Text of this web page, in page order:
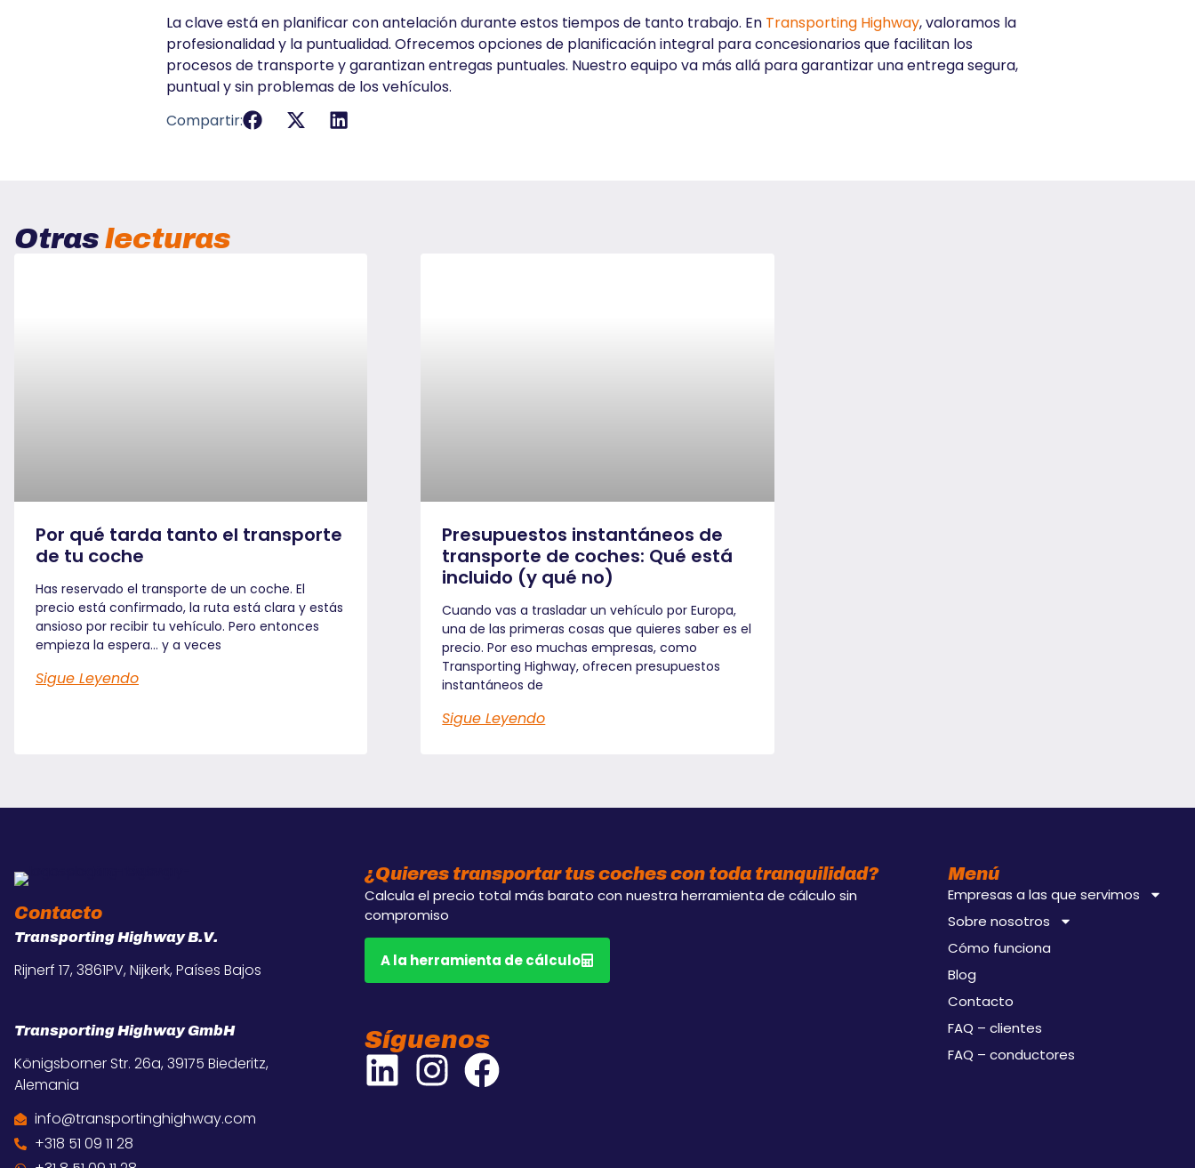
La clave está en planificar con antelación durante estos tiempos de tanto trabajo. En Transporting Highway, valoramos la
profesionalidad y la puntualidad. Ofrecemos opciones de planificación integral para concesionarios que facilitan los
procesos de transporte y garantizan entregas puntuales. Nuestro equipo va más allá para garantizar una entrega segura,
puntual y sin problemas de los vehículos.
Compartir:
Otras lecturas
Por qué tarda tanto el transporte
de tu coche
Has reservado el transporte de un coche. El
precio está confirmado, la ruta está clara y estás
ansioso por recibir tu vehículo. Pero entonces
empieza la espera… y a veces
Sigue Leyendo
Presupuestos instantáneos de
transporte de coches: Qué está
incluido (y qué no)
Cuando vas a trasladar un vehículo por Europa,
una de las primeras cosas que quieres saber es el
precio. Por eso muchas empresas, como
Transporting Highway, ofrecen presupuestos
instantáneos de
Sigue Leyendo
Contacto
Transporting Highway B.V.
Rijnerf 17, 3861PV, Nijkerk, Países Bajos
Transporting Highway GmbH
Königsborner Str. 26a, 39175 Biederitz,
Alemania
info@transportinghighway.com
+318 51 09 11 28
¿Quieres transportar tus coches con toda tranquilidad?
Calcula el precio total más barato con nuestra herramienta de cálculo sin
compromiso
A la herramienta de cálculo
Síguenos
Menú
Empresas a las que servimos
Sobre nosotros
Cómo funciona
Blog
Contacto
FAQ – clientes
FAQ – conductores